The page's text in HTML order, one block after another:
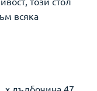
всяка
х дълбочина 47